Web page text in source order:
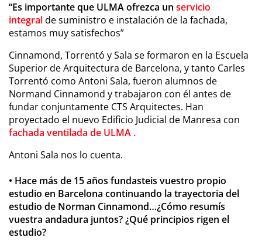
“Es importante que ULMA ofrezca un servicio
integralde suministro e instalación de la fachada,
estamos muy satisfechos”
Cinnamond, Torrentó y Sala se formaron en la Escuela
Superior de Arquitectura de Barcelona, y tanto Carles
Torrentó como Antoni Sala, fueron alumnos de
Normand Cinnamond y trabajaron con él antes de
fundar conjuntamente CTS Arquitectes. Han
proyectado el nuevo Edificio Judicial de Manresa con
fachada ventilada de ULMA .
Antoni Sala nos lo cuenta.
• Hace más de 15 años fundasteis vuestro propio
estudio en Barcelona continuando la trayectoria del
estudio de Norman Cinnamond…¿Cómo resumís
vuestra andadura juntos? ¿Qué principios rigen el
estudio?